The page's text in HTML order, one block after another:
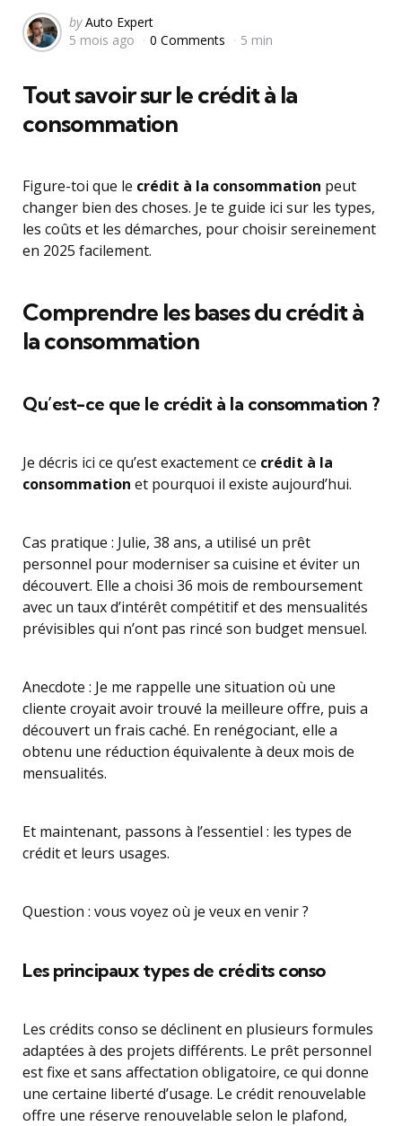
Posted
by
by Auto Expert
5 mois ago
0 Comments 5 min
Tout savoir sur le crédit à la
consommation
Figure-toi que le crédit à la consommation peut
changer bien des choses. Je te guide ici sur les types,
les coûts et les démarches, pour choisir sereinement
en 2025 facilement.
Comprendre les bases du crédit à
la consommation
Qu’est-ce que le crédit à la consommation ?
Je décris ici ce qu’est exactement ce crédit à la
consommation et pourquoi il existe aujourd’hui.
Cas pratique : Julie, 38 ans, a utilisé un prêt
personnel pour moderniser sa cuisine et éviter un
découvert. Elle a choisi 36 mois de remboursement
avec un taux d’intérêt compétitif et des mensualités
prévisibles qui n’ont pas rincé son budget mensuel.
Anecdote : Je me rappelle une situation où une
cliente croyait avoir trouvé la meilleure offre, puis a
découvert un frais caché. En renégociant, elle a
obtenu une réduction équivalente à deux mois de
mensualités.
Et maintenant, passons à l’essentiel : les types de
crédit et leurs usages.
Question : vous voyez où je veux en venir ?
Les principaux types de crédits conso
Les crédits conso se déclinent en plusieurs formules
adaptées à des projets différents. Le prêt personnel
est fixe et sans affectation obligatoire, ce qui donne
une certaine liberté d’usage. Le crédit renouvelable
offre une réserve renouvelable selon le plafond,